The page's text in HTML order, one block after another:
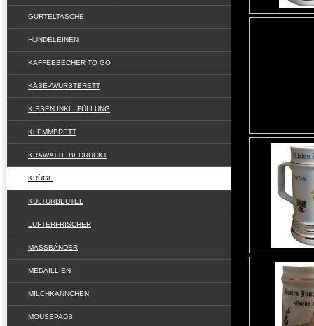
GÜRTELTASCHE
HUNDELEINEN
KAFFEEBECHER TO GO
KÄSE-/WURSTBRETT
KISSEN INKL. FÜLLUNG
KLEMMBRETT
KRAWATTE BEDRUCKT
KRÜGE
KULTURBEUTEL
LUFTERFRISCHER
MASSBÄNDER
MEDAILLIEN
MILCHKÄNNCHEN
MOUSEPADS